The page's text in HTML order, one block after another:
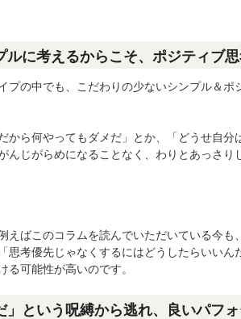
ルに考えるからこそ、ポジティブ
プの中でも、こだわりの少ないシンプル＆
から何やってもダメだ」とか、「どうせ自分
んじがらめになることなく、わりとあっさ
えばこのコラムを読んでいただいている今
思考優先じゃなくするにはどうしたらいい
る可能性が高いのです。
」という呪縛から逃れ、良いパフ